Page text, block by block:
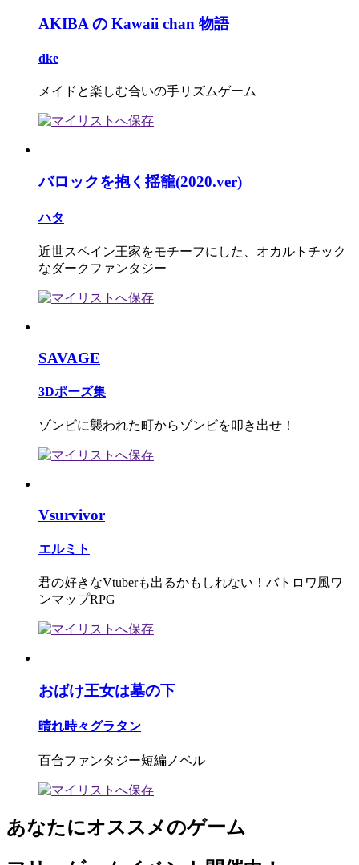
AKIBA の Kawaii chan 物語
dke
メイドと楽しむ合いの手リズムゲーム
バロックを抱く揺籠(2020.ver)
ハタ
近世スペイン王家をモチーフにした、オカルトチック
なダークファンタジー
SAVAGE
3Dポーズ集
ゾンビに襲われた町からゾンビを叩き出せ！
Vsurvivor
エルミト
君の好きなVtuberも出るかもしれない！バトロワ風ワ
ンマップRPG
おばけ王女は墓の下
晴れ時々グラタン
百合ファンタジー短編ノベル
あなたにオススメのゲーム